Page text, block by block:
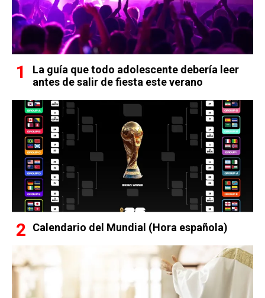
La guía que todo adolescente debería leer
antes de salir de fiesta este verano
Calendario del Mundial (Hora española)